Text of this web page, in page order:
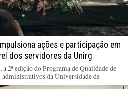
ações e participação em
dos servidores da Unirg
2ª edição do Programa de Qualidade de
da Universidade de